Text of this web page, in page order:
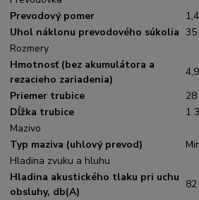
Prevodový pomer
1,4
Uhol náklonu prevodového súkolia 35
Rozmery
Hmotnosť (bez akumulátora a
rezacieho zariadenia)
Priemer trubice
28
Dĺžka trubice
1
Mazivo
Typ maziva (uhlový prevod)
Hladina zvuku a hluhu
Hladina akustického tlaku pri uchu
obsluhy, db(A)